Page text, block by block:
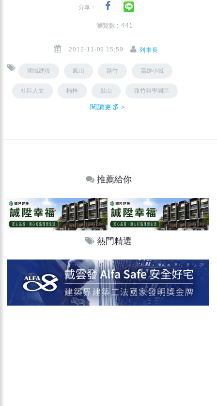
分享：
瀏覽數 : 441
2012-11-09 15:59 列車長
國城建設 鳳山 路竹 高雄小城
社區人文 楠梓 鼓山 路竹科學園區
閱讀更多＞
推薦給你
熱門精選